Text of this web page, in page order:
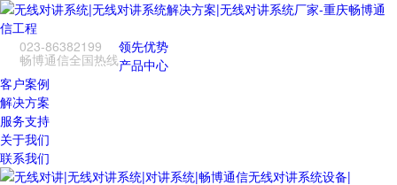
023-86382199
畅博通信全国热线
领先优势
产品中心
客户案例
解决方案
服务支持
关于我们
联系我们